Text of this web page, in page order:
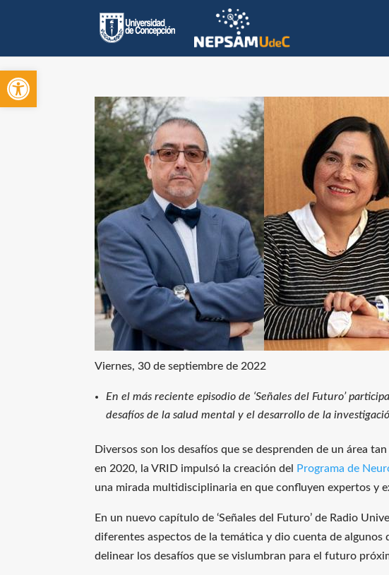
Open toolbar
Viernes, 30 de septiembre de 2022
En el más reciente episodio de ‘Señales del Futuro’
desafíos de la salud mental y el desarrollo de la
Diversos son los desafíos que se desprenden de un área
en 2020, la VRID impulsó la creación del
Programa de
una mirada multidisciplinaria en que confluyen expertos y
En un nuevo capítulo de ‘Señales del Futuro’ de Radio
diferentes aspectos de la temática y dio cuenta de algunos
delinear los desafíos que se vislumbran para el futuro